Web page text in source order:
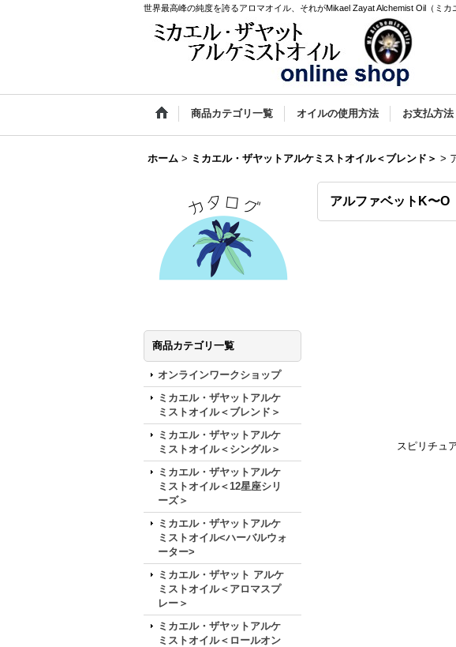
世界最高峰の純度を誇るアロマオイル、それがMikael Zayat Alchemist Oil（ミカ
商品カテゴリ一覧 オイルの使用方法 お支払方
ホーム > ミカエル・ザヤットアルケミストオイル＜ブレンド＞ >
商品カテゴリ一覧
オンラインワークショップ
ミカエル・ザヤットアルケ
ミストオイル＜ブレンド＞
ミカエル・ザヤットアルケ
ミストオイル＜シングル＞
ミカエル・ザヤットアルケ
ミストオイル＜12星座シリ
ーズ＞
ミカエル・ザヤットアルケ
ミストオイル<ハーバルウォ
ーター>
ミカエル・ザヤット アルケ
ミストオイル＜アロマスプ
レー＞
ミカエル・ザヤットアルケ
ミストオイル＜ロールオン
アルファベットK〜O
スピリチュ